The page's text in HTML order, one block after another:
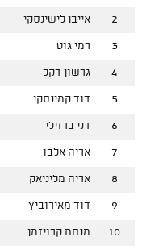
2 אייבן לישינסקי
3 רמי גוט
4 גרשון דקל
5 דוד קמינסקי
6 דני ברזילי
7 אריה אלבו
8 אריה מליניאק
9 דוד מאירוביץ
10 מנחם קרויזמן